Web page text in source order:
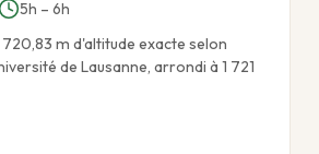
5h – 6h
720,83 m d'altitude exacte selon
de Lausanne, arrondi à 1 721